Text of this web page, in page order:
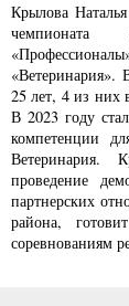
Крылова
«Ветеринария».
25 лет, 4 из них
В 2023 году
компетенции
проведение
партнерских
района,
соревнованиям